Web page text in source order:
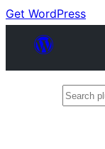
Get WordPress
Search